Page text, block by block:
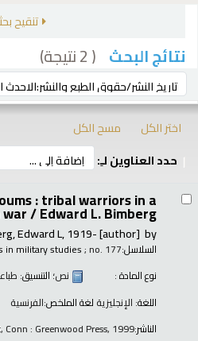
تنقيح
نتائج البحث ( 2 نتيجة)
ترتيب بواسطة:
اختر الكل
مسح الكل
حدد العناوين لـِ:
: tribal warriors in a
war /Edward L. Bimberg.
by
Edward L, 1919-[author]
السلاسل: in military studies; no. 177
نوع المادة :
نص؛ التنسيق:
اللغة: الإنجليزية لغة الملخص:الفرنسية
الناشر:Conn : Greenwood Press, 1999